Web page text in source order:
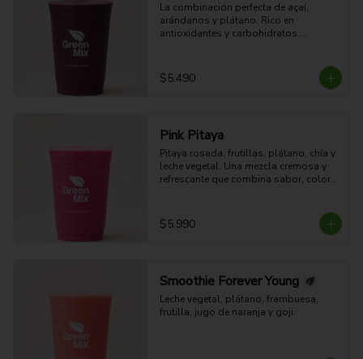
La combinación perfecta de açaí,
arándanos y plátano. Rico en
antioxidantes y carbohidratos
$5.490
Pink Pitaya
Pitaya rosada, frutillas, plátano, chía y
leche vegetal. Una mezcla cremosa y
refrescante que combina sabor, color y
$5.990
Smoothie Forever Young
Leche vegetal, plátano, frambuesa,
frutilla, jugo de naranja y goji.